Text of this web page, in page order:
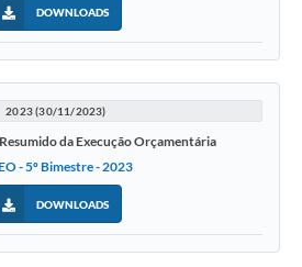
DOWNLOADS
2023 (30/11/2023)
da Execução Orçamentária
- 5º Bimestre - 2023
DOWNLOADS